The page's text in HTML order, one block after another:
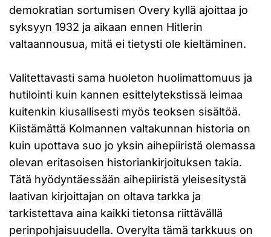
demokratian sortumisen Overy kyllä ajoittaa jo
syksyyn 1932 ja aikaan ennen Hitlerin
valtaannousua, mitä ei tietysti ole kieltäminen.
Valitettavasti sama huoleton huolimattomuus ja
hutilointi kuin kannen esittelytekstissä leimaa
kuitenkin kiusallisesti myös teoksen sisältöä.
Kiistämättä Kolmannen valtakunnan historia on
kuin upottava suo jo yksin aihepiiristä olemassa
olevan eritasoisen historiankirjoituksen takia.
Tätä hyödyntäessään aihepiiristä yleisesitystä
laativan kirjoittajan on oltava tarkka ja
tarkistettava aina kaikki tietonsa riittävällä
perinpohjaisuudella. Overylta tämä tarkkuus on